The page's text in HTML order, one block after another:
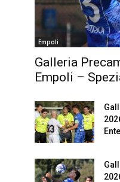
Empoli
Galleria
Empoli –